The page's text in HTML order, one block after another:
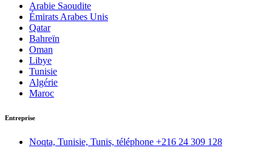
Arabie Saoudite
Émirats Arabes Unis
Qatar
Bahreïn
Oman
Libye
Tunisie
Algérie
Maroc
Entreprise
Noqta, Tunisie, Tunis, téléphone +216 24 309 128